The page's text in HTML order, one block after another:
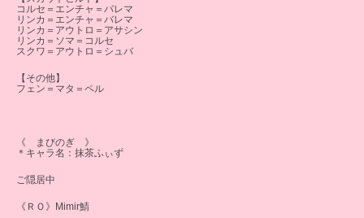
コルセ＝エンチャ＝バレマ
リンカ＝エンチャ＝バレマ
リンカ＝アウトロ＝アサシン
リンカ＝ソマ＝コルセ
スクワ＝アウトロ＝シュバ
【その他】
フェン＝マタ＝ペル
《 まびのぎ 》
＊キャラ名：抹茶ふぃず
ご隠居中
《ＲＯ》Mimir鯖